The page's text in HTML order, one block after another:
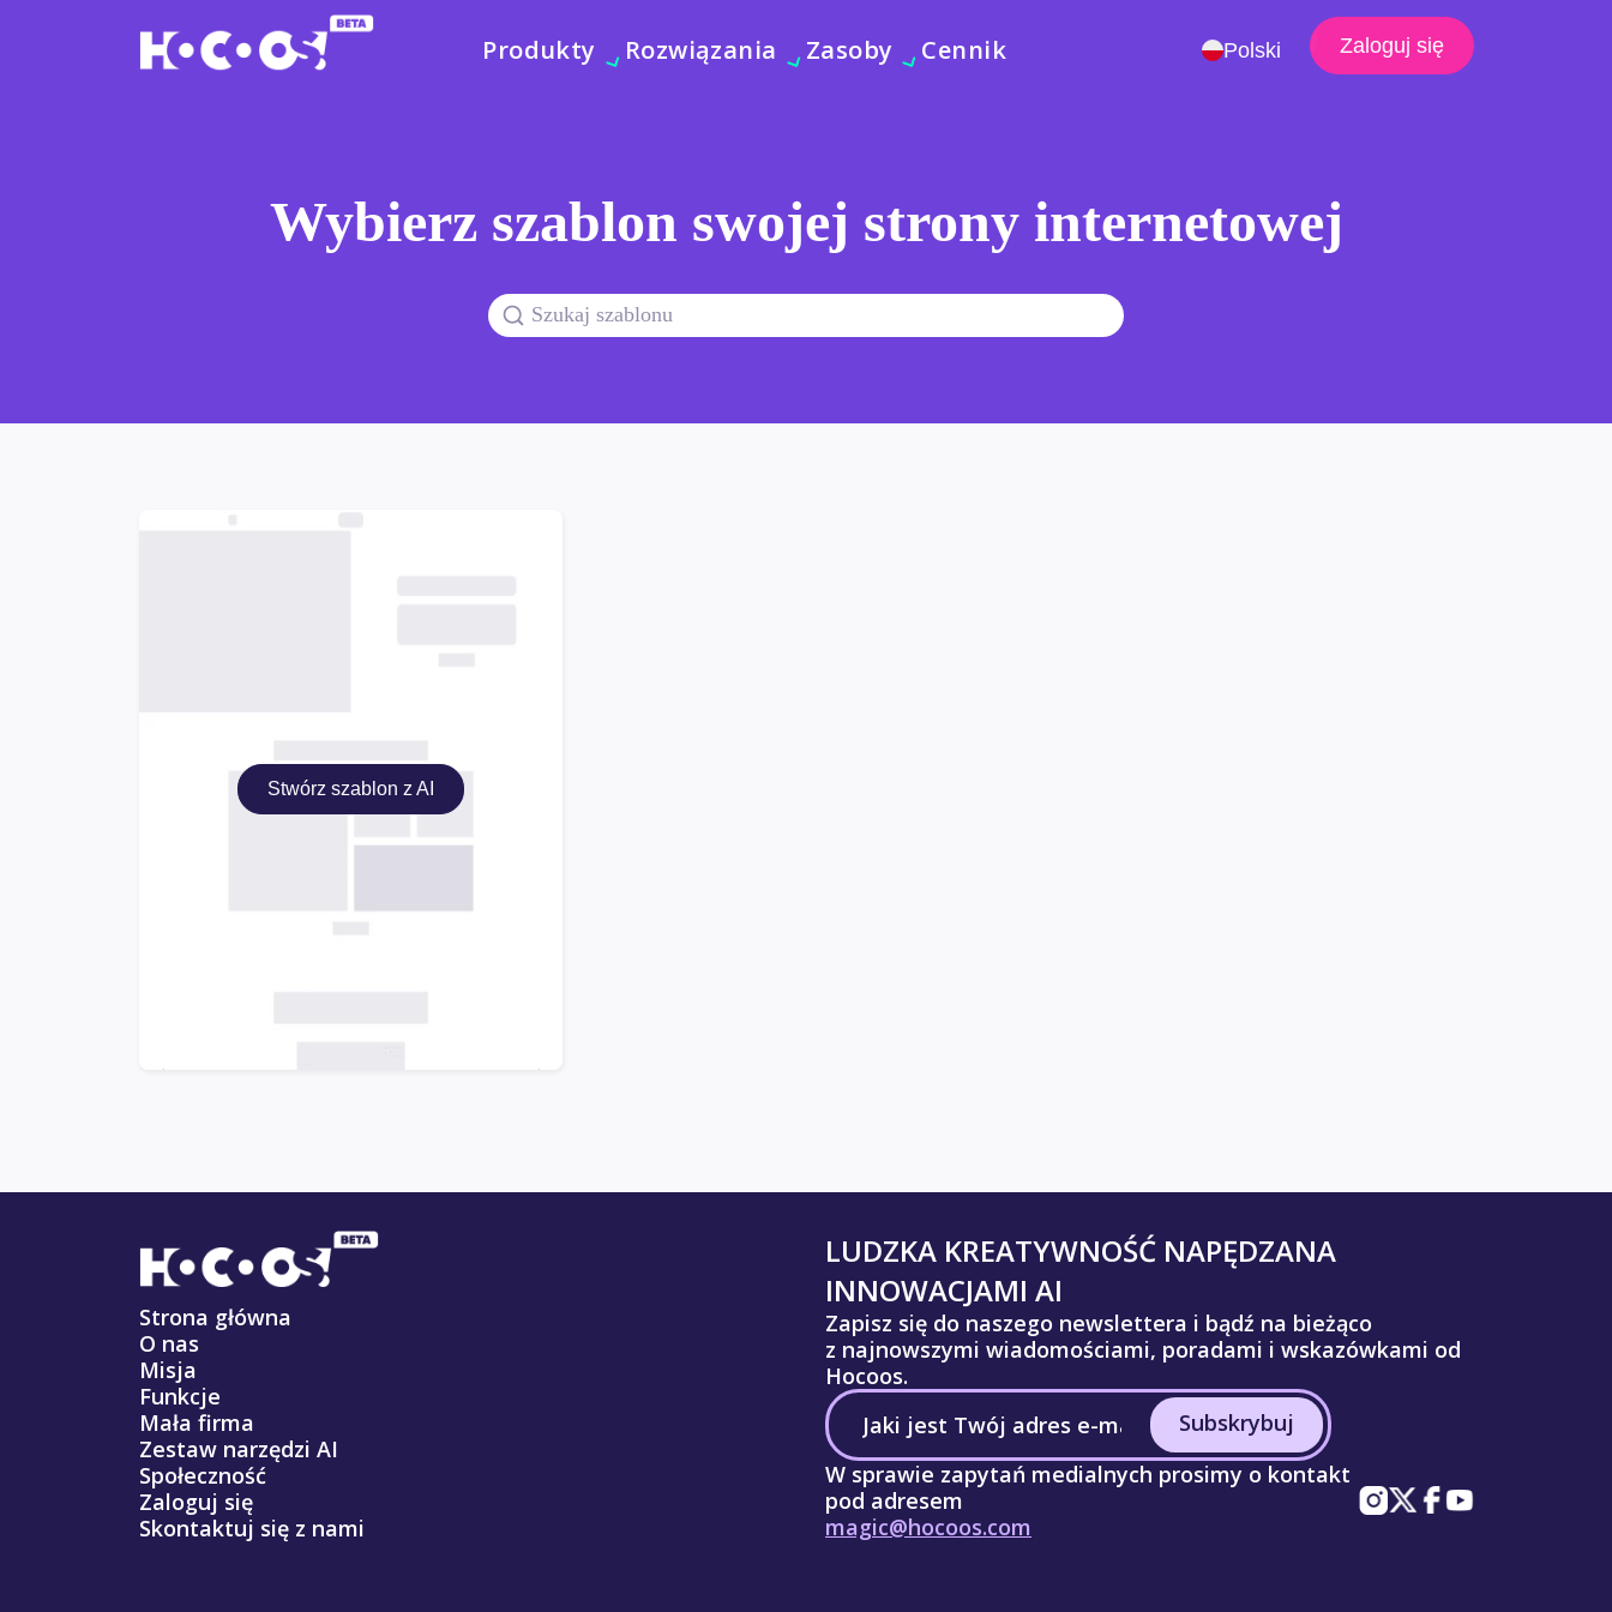
Produkty Rozwiązania Zasoby Cennik Polski Zaloguj się
Wybierz szablon swojej strony internetowej
Stwórz szablon z AI
Strona główna
O nas
Misja
Funkcje
Mała firma
Zestaw narzędzi AI
Społeczność
Zaloguj się
Skontaktuj się z nami
LUDZKA KREATYWNOŚĆ NAPĘDZANA
INNOWACJAMI AI
Zapisz się do naszego newslettera i bądź na bieżąco
z najnowszymi wiadomościami, poradami i wskazówkami od
Hocoos.
Subskrybuj
W sprawie zapytań medialnych prosimy o kontakt
pod adresem
magic@hocoos.com